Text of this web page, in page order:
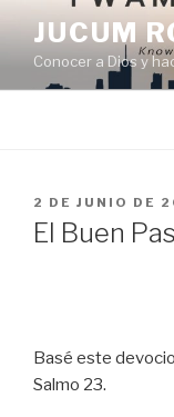
JUCUM
Conocer a Dios y
2 DE JUNIO DE
El Buen
Basé este
Salmo 23.